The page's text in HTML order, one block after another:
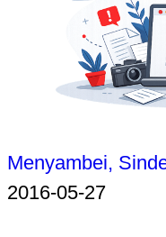
Menyambei,
2016-05-27